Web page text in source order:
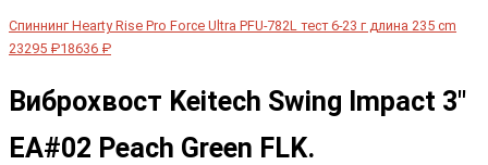
Спиннинг Hearty Rise Pro Force Ultra PFU-782L тест 6-23 г длина 235 cm
23295 ₽18636 ₽
Виброхвост Keitech Swing Impact 3"
EA#02 Peach Green FLK.